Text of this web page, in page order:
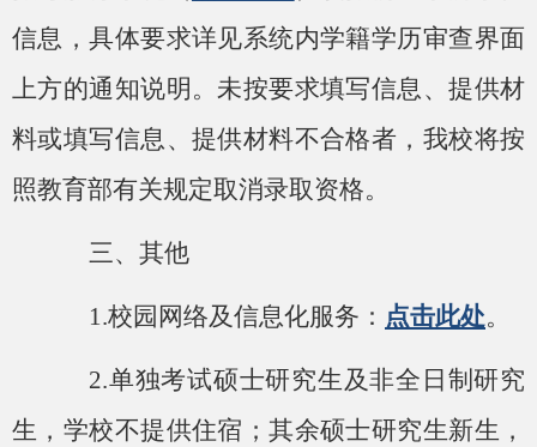
信息，具体要求详见系统内学籍学历审查界面
上方的通知说明。未按要求填写信息、提供材
料或填写信息、提供材料不合格者，我校将按
照教育部有关规定取消录取资格。
三、其他
1.校园网络及信息化服务： 点击此处。
2.单独考试硕士研究生及非全日制研究
生，学校不提供住宿；其余硕士研究生新生，